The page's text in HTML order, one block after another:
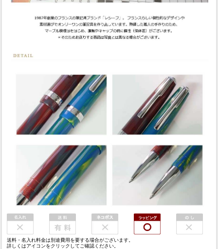
送料・名入れ料金は別途費用を要する場合がございます。
詳しくはアイコンをクリックしてご確認ください。